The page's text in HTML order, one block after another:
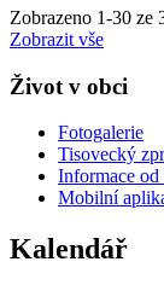
Zobrazeno 1-30 ze
Zobrazit vše
Život v obci
Fotogalerie
Tisovecký
Informace od
Mobilní
Kalendář